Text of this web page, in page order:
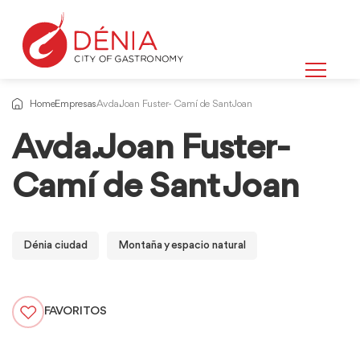
HomeEmpresasAvda. Joan Fuster- Camí de Sant Joan
Avda. Joan Fuster-
Camí de Sant Joan
Dénia ciudad Montaña y espacio natural
FAVORITOS